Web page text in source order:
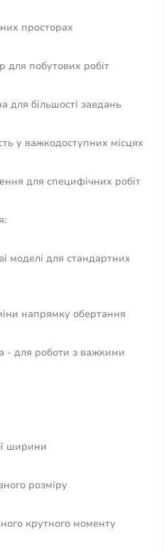
просторах
для побутових робіт
більшості завдань
у важкодоступних місцях
для специфічних робіт
моделі для стандартних
напрямку обертання
- для роботи з важкими
ширини
розміру
крутного моменту